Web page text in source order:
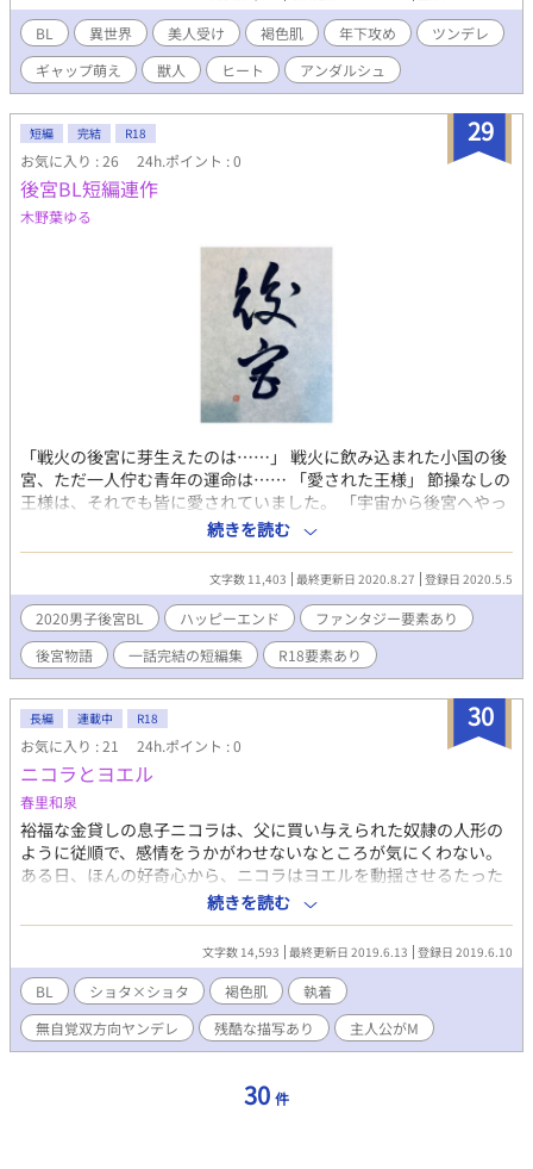
ら、レオナードという人間の底知れなさに引き込まれていく。
BL 異世界 美人受け 褐色肌 年下攻め
ツンデレ
ギャップ萌え
獣人 ヒート アンダルシュ
29
短編 完結 R18
お気に入り : 26 24h.ポイント : 0
後宮BL短編連作
木野葉ゆる
「戦火の後宮に芽生えたのは……」 戦火に飲み込まれた小国の後
宮、ただ一人佇む青年の運命は…… 「愛された王様」 節操なしの
王様は、それでも皆に愛されていました。 「宇宙から後宮へやっ
て来た王様」 地球から遥か遠い星の王様の趣味は地球ウォッチン
グだったのです。 「恋人は舞台俳優」 僕の恋人は舞台俳優。今度
の役は後宮の寵妃なんだって。 「後宮に近寄らない困った王様」
王様は女性に飽きて、後宮に近寄らなくなってしまいました。侍
従は困ってしまいます。 「孤独な王様と獣人族の王子様」 後宮に
やって来た隣国の王子は、獣人だったのです。 「新米兵士は赤面
する」 王の護衛の新米兵士は夜の後宮で赤面した。 「男やもめの
将軍は宦官を後妻に迎える」 一作目の「戦火の後宮……」の攻め
視点です。 「趣味の悪い王様」 白い肌が尊ばれる国で、異国の褐
色肌の青年たちを愛した王様の話。 「後宮の悲恋」 後宮に囚われ
た隣国の王子。彼の恋心は王によって踏みにじられた。 後宮をテ
ーマとしたBLの短編連作です。 表紙は朝子師範(‪@ayumiasako1 ‬)
に書いて頂きました！！ありがとうございます！！ 挿絵をSF様
（@SF30844166）いなぐま様（@iru_tachibana）に描いて頂き
ました！！ ありがとうございます！！ Twitterのアンソロジー企
画、#2020男子後宮BLに参加しております。
続きを読む
文字数 11,403 最終更新日 2020.8.27 登録日 2020.5.5
2020男子後宮BL ハッピーエンド
ファンタジー要素あり
後宮物語
一話完結の短編集 R18要素あり
30
長編 連載中 R18
お気に入り : 21 24h.ポイント : 0
ニコラとヨエル
春里和泉
裕福な金貸しの息子ニコラは、父に買い与えられた奴隷の人形の
ように従順で、感情をうかがわせないなところが気にくわない。
ある日、ほんの好奇心から、ニコラはヨエルを動揺させるたった
一つの手段を発見する。しかし、その手段に、やがてニコラの方
が溺れていき……。 ◆ 【無感情奴隷少年×傲慢ご主人様】【ショ
タ×ショタ】ご注意ください。 作中、奴隷と言った存在や、性的
ないじめの表現が出てきます（主人公がする側です）。タグ等確
認の上お読みください。 性的表現のある章には★をつけてありま
す。 ストック尽きるまでは毎日5時投稿。その後は週2～3更新、
ムーンライトノベルズでも連載しています。
続きを読む
文字数 14,593 最終更新日 2019.6.13 登録日 2019.6.10
BL ショタ×ショタ 褐色肌
執着
無自覚双方向ヤンデレ
残酷な描写あり 主人公がM
30 件